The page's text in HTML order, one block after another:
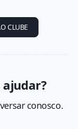
CLUBE
ajudar?
conosco.